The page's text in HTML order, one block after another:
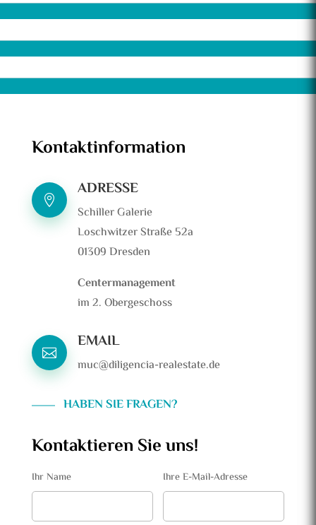
Kontaktinformation
 ADRESSE
Schiller Galerie
Loschwitzer Straße 52a
01309 Dresden
Centermanagement
im 2. Obergeschoss
 EMAIL
muc@diligencia-realestate.de
HABEN SIE FRAGEN?
Kontaktieren Sie uns!
Ihr Name Ihre E-Mail-Adresse